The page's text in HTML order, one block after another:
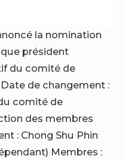
la nomination
président
du comité de
de changement :
comité de
des membres
: Chong Shu Phin
Membres :